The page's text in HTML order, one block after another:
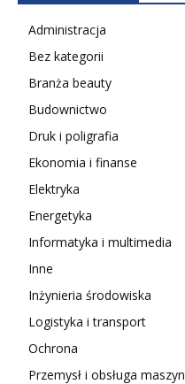
Administracja
Bez kategorii
Branża beauty
Budownictwo
Druk i poligrafia
Ekonomia i finanse
Elektryka
Energetyka
Informatyka i multimedia
Inne
Inżynieria środowiska
Logistyka i transport
Ochrona
Przemysł i obsługa maszyn